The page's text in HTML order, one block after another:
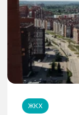
ЖКХ